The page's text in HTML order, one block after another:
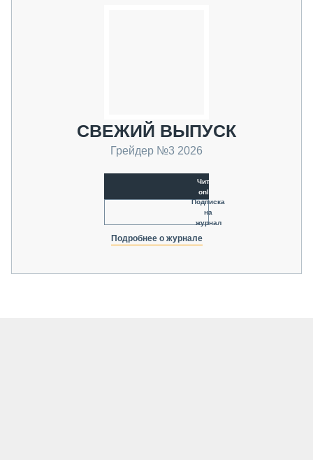
СВЕЖИЙ ВЫПУСК
Грейдер №3 2026
Читать
online
Подписка
на
журнал
Подробнее о журнале